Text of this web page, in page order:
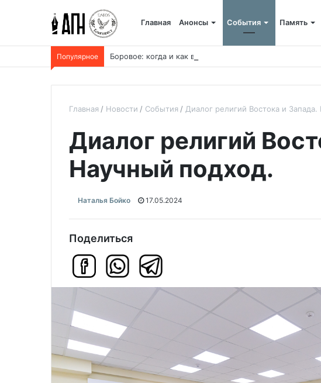
Главная Анонсы События Память
Популярное Боровое: когда и как все начиналось, и кто все начинал
Главная Новости События Диалог религий Востока и
Диалог религий
Научный подход.
Наталья Бойко 17.05.2024
Поделиться